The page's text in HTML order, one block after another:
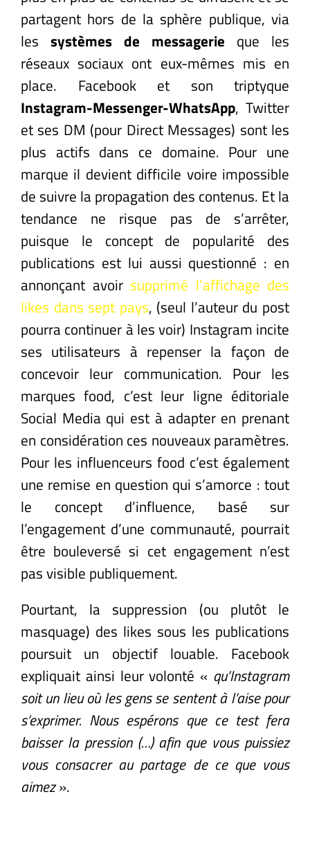
partagent hors de la sphère publique, via
les systèmes de messagerie que les
réseaux sociaux ont eux-mêmes mis en
place. Facebook et son triptyque
Instagram-Messenger-WhatsApp, Twitter
et ses DM (pour Direct Messages) sont les
plus actifs dans ce domaine. Pour une
marque il devient difficile voire impossible
de suivre la propagation des contenus. Et la
tendance ne risque pas de s’arrêter,
puisque le concept de popularité des
publications est lui aussi questionné : en
annonçant avoirsupprimé l’affichage des
likes dans sept pays, (seul l’auteur du post
pourra continuer à les voir) Instagram incite
ses utilisateurs à repenser la façon de
concevoir leur communication. Pour les
marques food, c’est leur ligne éditoriale
Social Media qui est à adapter en prenant
en considération ces nouveaux paramètres.
Pour les influenceurs food c’est également
une remise en question qui s’amorce : tout
le concept d’influence, basé sur
l’engagement d’une communauté, pourrait
être bouleversé si cet engagement n’est
pas visible publiquement.
Pourtant, la suppression (ou plutôt le
masquage) des likes sous les publications
poursuit un objectif louable. Facebook
expliquait ainsi leur volonté « qu’Instagram
soit un lieu où les gens se sentent à l’aise pour
s’exprimer. Nous espérons que ce test fera
baisser la pression (…) afin que vous puissiez
vous consacrer au partage de ce que vous
aimez».